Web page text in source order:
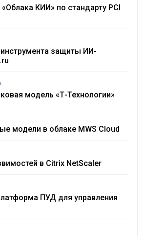
КИИ» по стандарту PCI
защиты ИИ-
модель «Т-Технологии»
модели в облаке MWS Cloud
в Citrix NetScaler
ПУД для управления